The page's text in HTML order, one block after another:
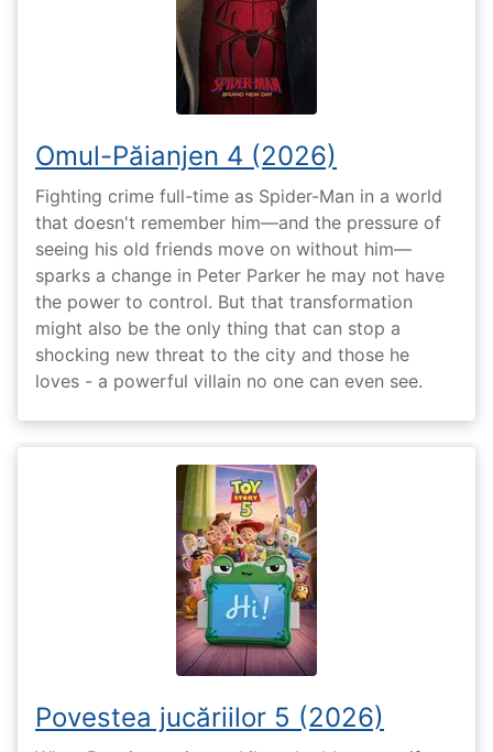
Omul-Păianjen 4 (2026)
Fighting crime full-time as Spider-Man in a world
that doesn't remember him—and the pressure of
seeing his old friends move on without him—
sparks a change in Peter Parker he may not have
the power to control. But that transformation
might also be the only thing that can stop a
shocking new threat to the city and those he
loves - a powerful villain no one can even see.
Povestea jucăriilor 5 (2026)